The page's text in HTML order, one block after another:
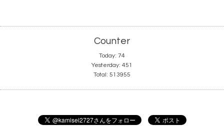
Counter
Today: 74
Yesterday: 451
Total: 513955